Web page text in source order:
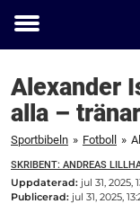
Toggle
Alexander
alla –
Sportbibeln » Fotboll »
SKRIBENT: ANDREAS
Uppdaterad: jul 31, 2025,
Publicerad: jul 31, 2025,